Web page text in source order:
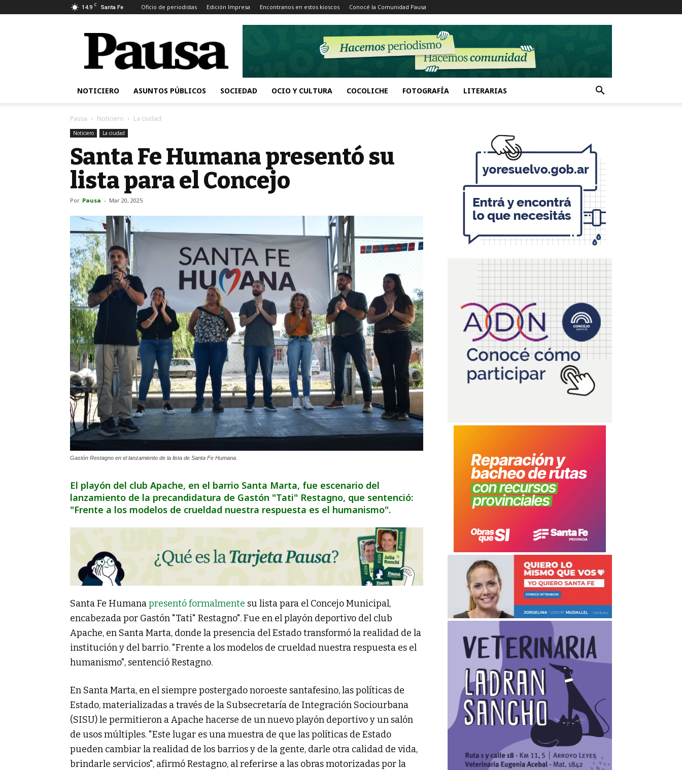
14.9 C Santa Fe Oficio de periodistas Edición Impresa Encontranos en estos kioscos Conocé la Comunidad Pausa
Pausa
NOTICIERO ASUNTOS PÚBLICOS SOCIEDAD OCIO Y CULTURA COCOLICHE FOTOGRAFÍA LITERARIAS
Pausa Noticiero La ciudad
Noticiero La ciudad
Santa Fe Humana presentó su
lista para el Concejo
Por Pausa - Mar 20, 2025
Gastón Restagno en el lanzamiento de la lista de Santa Fe Humana.
El playón del club Apache, en el barrio Santa Marta, fue escenario del
lanzamiento de la precandidatura de Gastón "Tati" Restagno, que sentenció:
"Frente a los modelos de crueldad nuestra respuesta es el humanismo".
Santa Fe Humanapresentó formalmente su lista para el Concejo Municipal,
encabezada por Gastón "Tati" Restagno". Fue en el playón deportivo del club
Apache, en Santa Marta, donde la presencia del Estado transformó la realidad de la
institución y del barrio. "Frente a los modelos de crueldad nuestra respuesta es el
humanismo", sentenció Restagno.
En Santa Marta, en el siempre postergado noroeste santafesino, las políticas de
Estado, materializadas a través de la Subsecretaría de Integración Sociourbana
(SISU) le permitieron a Apache hacerse de un nuevo playón deportivo y un salón
de usos múltiples. "Este lugar es una muestra de que las políticas de Estado
pueden cambiar la realidad de los barrios y de la gente, darle otra calidad de vida,
brindarle servicios", afirmó Restagno, al referirse a las obras motorizadas por la